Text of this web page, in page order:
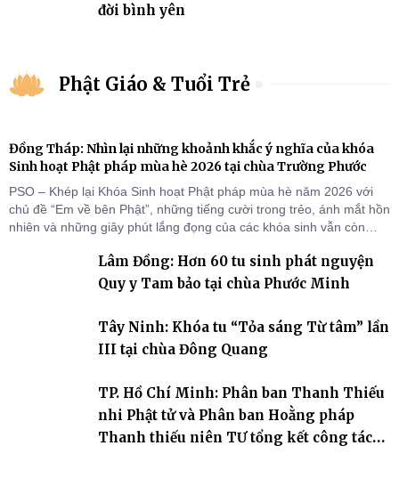
đời bình yên
Phật Giáo & Tuổi Trẻ
Đồng Tháp: Nhìn lại những khoảnh khắc ý nghĩa của khóa
Sinh hoạt Phật pháp mùa hè 2026 tại chùa Trường Phước
PSO – Khép lại Khóa Sinh hoạt Phật pháp mùa hè năm 2026 với
chủ đề “Em về bên Phật”, những tiếng cười trong trẻo, ánh mắt hồn
nhiên và những giây phút lắng đọng của các khóa sinh vẫn còn
Tháp). Những tuần tu học ngắn ngủi nhưng đã trở thành hành
trang quý báu, gieo những hạt giống thiện l
Lâm Đồng: Hơn 60 tu sinh phát nguyện
Quy y Tam bảo tại chùa Phước Minh
Tây Ninh: Khóa tu “Tỏa sáng Từ tâm” lần
III tại chùa Đông Quang
TP. Hồ Chí Minh: Phân ban Thanh Thiếu
nhi Phật tử và Phân ban Hoằng pháp
Thanh thiếu niên TƯ tổng kết công tác